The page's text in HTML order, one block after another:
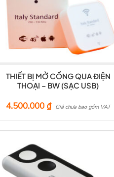
THIẾT BỊ MỞ CỔNG QUA ĐIỆN
THOẠI – BW (SẠC USB)
4.500.000 ₫ Giá chưa bao gồm VAT